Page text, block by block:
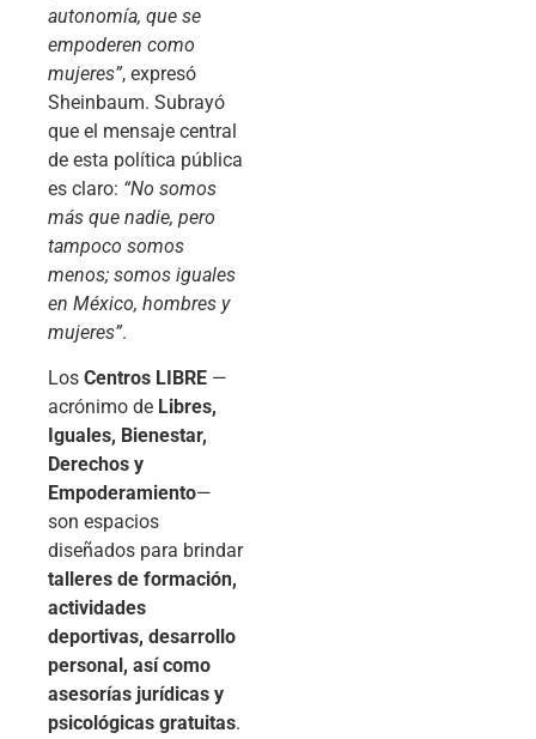
autonomía, que se
empoderen como
mujeres”, expresó
Sheinbaum. Subrayó
que el mensaje central
de esta política pública
es claro: “No somos
más que nadie, pero
tampoco somos
menos; somos iguales
en México, hombres y
mujeres”.
Los Centros LIBRE —
acrónimo de Libres,
Iguales, Bienestar,
Derechos y
Empoderamiento—
son espacios
diseñados para brindar
talleres de formación,
actividades
deportivas, desarrollo
personal, así como
asesorías jurídicas y
psicológicas gratuitas.